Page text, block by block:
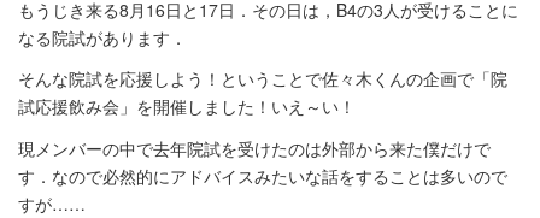
もうじき来る8月16日と17日．その日は，B4の3人が受けることに
なる院試があります．
そんな院試を応援しよう！ということで佐々木くんの企画で「院
試応援飲み会」を開催しました！いえ～い！
現メンバーの中で去年院試を受けたのは外部から来た僕だけで
す．なので必然的にアドバイスみたいな話をすることは多いので
すが……